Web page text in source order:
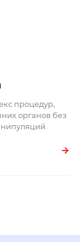
процедур,
органов без